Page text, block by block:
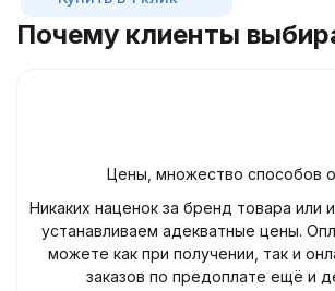
Почему клиенты
Цены, множество способов
Никаких наценок за бренд товара или
устанавливаем адекватные цены.
можете как при получении, так и
заказов по предоплате ещё и